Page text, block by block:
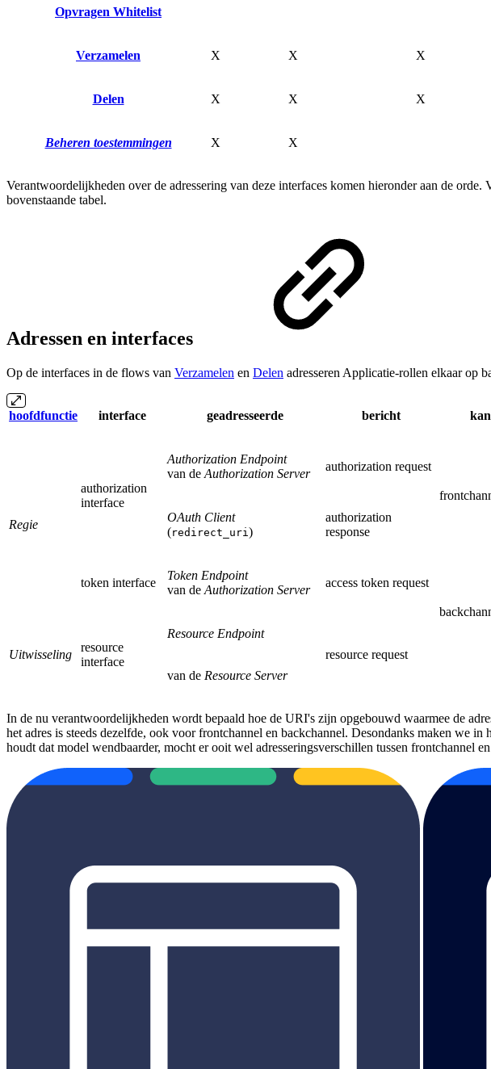
Opvragen Whitelist
Verzamelen X X X
Delen X X X
Beheren toestemmingen X X
Verantwoordelijkheden over de adressering van deze interfaces komen hieronder aan de
bovenstaande tabel.
Adressen en interfaces
Op de interfaces in de flows van Verzamelen en Delen adresseren Applicatie-rollen elkaar op
hoofdfunctie interface geadresseerde bericht
Regie
authorization
interface
Authorization Endpoint
van de Authorization Server
authorization request
OAuth Client
(redirect_uri)
authorization
response
token interface
Token Endpoint
van de Authorization Server
access token request
Uitwisseling
resource
interface
Resource Endpoint
van de Resource Server
resource request
In de nu verantwoordelijkheden wordt bepaald hoe de URI's zijn opgebouwd waarmee de
het adres is steeds dezelfde, ook voor frontchannel en backchannel. Desondanks maken we in
houdt dat model wendbaarder, mocht er ooit wel adresseringsverschillen tussen frontchannel